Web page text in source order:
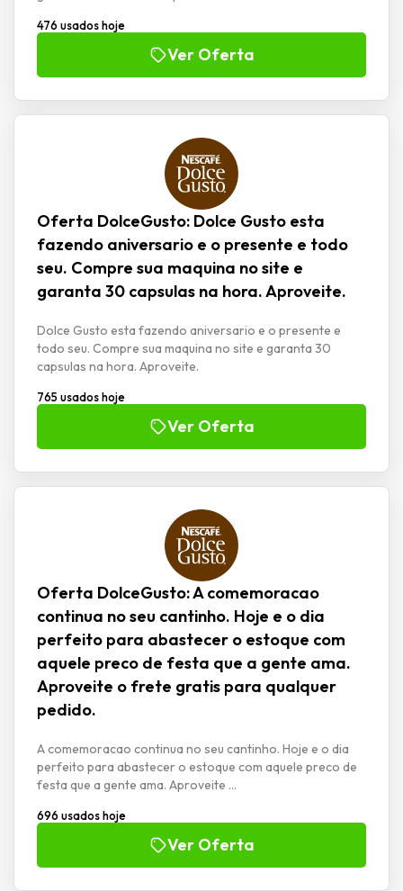
476 usados hoje
Ver Oferta
Oferta DolceGusto: Dolce Gusto esta
fazendo aniversario e o presente e todo
seu. Compre sua maquina no site e
garanta 30 capsulas na hora. Aproveite.
Dolce Gusto esta fazendo aniversario e o presente e
todo seu. Compre sua maquina no site e garanta 30
capsulas na hora. Aproveite.
765 usados hoje
Ver Oferta
Oferta DolceGusto: A comemoracao
continua no seu cantinho. Hoje e o dia
perfeito para abastecer o estoque com
aquele preco de festa que a gente ama.
Aproveite o frete gratis para qualquer
pedido.
A comemoracao continua no seu cantinho. Hoje e o dia
perfeito para abastecer o estoque com aquele preco de
festa que a gente ama. Aproveite ...
696 usados hoje
Ver Oferta